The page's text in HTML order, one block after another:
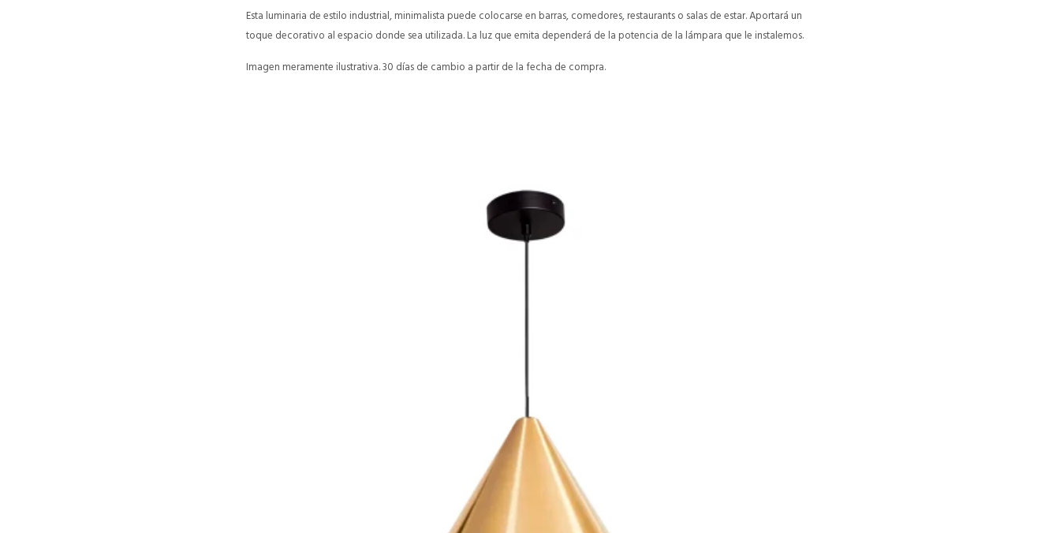
Esta luminaria de estilo industrial, minimalista puede colocarse en barras, comedores, restaurants o salas de estar. Aportará un
toque decorativo al espacio donde sea utilizada. La luz que emita dependerá de la potencia de la lámpara que le instalemos.
Imagen meramente ilustrativa. 30 días de cambio a partir de la fecha de compra.